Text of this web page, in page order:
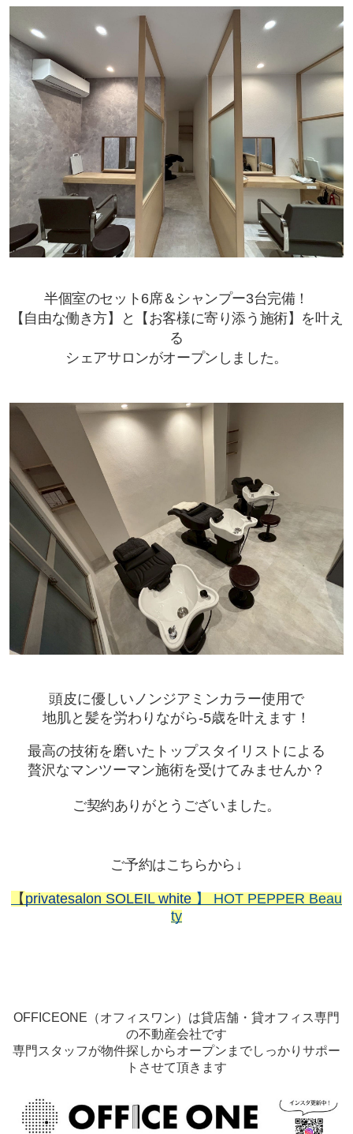
半個室のセット6席＆シャンプー3台完備！
【自由な働き方】と【お客様に寄り添う施術】を叶え
る
シェアサロンがオープンしました。
頭皮に優しいノンジアミンカラー使用で
地肌と髪を労わりながら-5歳を叶えます！
最高の技術を磨いたトップスタイリストによる
贅沢なマンツーマン施術を受けてみませんか？
ご契約ありがとうございました。
ご予約はこちらから↓
【 privatesalon SOLEIL white 】 HOT PEPPER Beau
ty
OFFICEONE（オフィスワン）は貸店舗・貸オフィス専門
の不動産会社です
専門スタッフが物件探しからオープンまでしっかりサポー
トさせて頂きます